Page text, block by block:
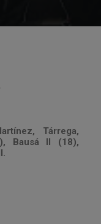
Tárrega,
Bausá II (18),